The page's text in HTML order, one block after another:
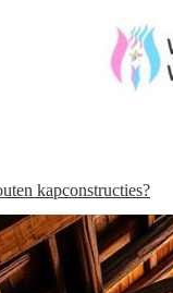
kapconstructies?